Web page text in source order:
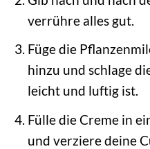
verrühre alles gut.
Füge die
hinzu und schlage
leicht und luftig ist.
Fülle die Creme in
und verziere deine